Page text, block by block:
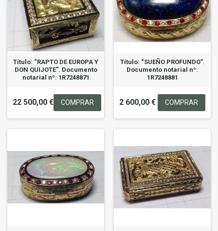
Título: “RAPTO DE EUROPA Y
DON QUIJOTE”. Documento
notarial nº: 1R7248871
22 500,00 € COMPRAR
Título: “SUEÑO PROFUNDO”.
Documento notarial nº:
1R7248881
2 600,00 € COMPRAR